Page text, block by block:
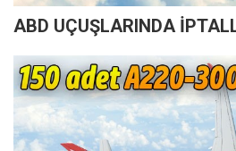
ABD UÇUŞLARINDA